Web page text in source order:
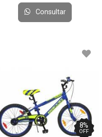
Consultar
8%
OFF